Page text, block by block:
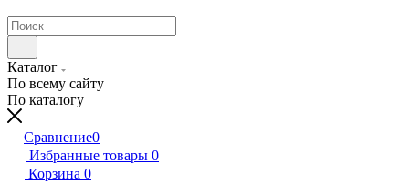
Каталог
По всему сайту
По каталогу
Сравнение0
Избранные товары 0
Корзина 0